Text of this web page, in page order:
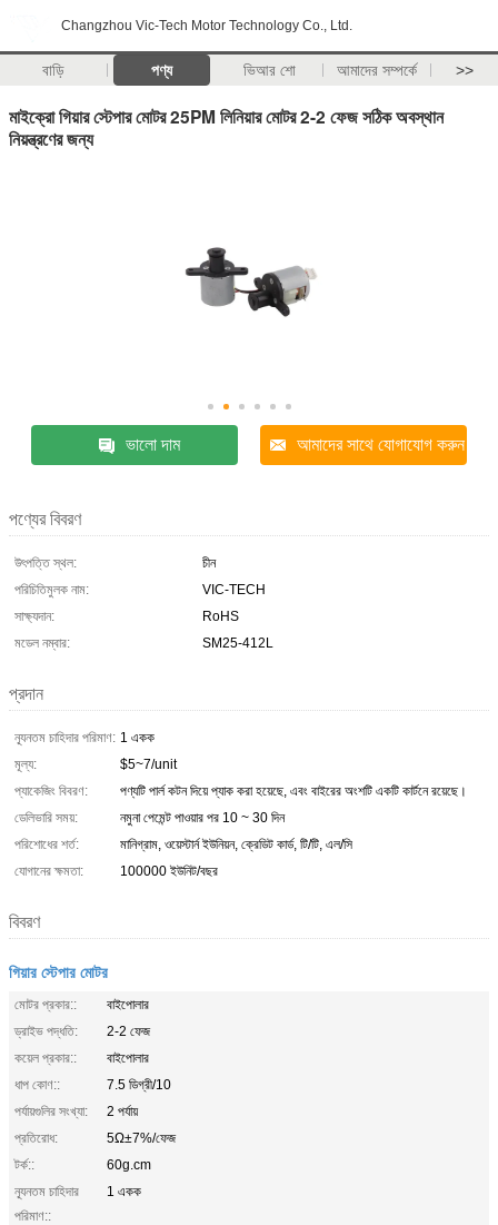
Changzhou Vic-Tech Motor Technology Co., Ltd.
বাড়ি পণ্য ভিআর শো আমাদের সম্পর্কে >>
মাইক্রো গিয়ার স্টেপার মোটর 25PM লিনিয়ার মোটর 2-2 ফেজ সঠিক অবস্থান
নিয়ন্ত্রণের জন্য
ভালো দাম আমাদের সাথে যোগাযোগ করুন
পণ্যের বিবরণ
উৎপত্তি স্থল:
চীন
পরিচিতিমুলক নাম:
VIC-TECH
সাক্ষ্যদান:
RoHS
মডেল নম্বার:
SM25-412L
প্রদান
ন্যূনতম চাহিদার পরিমাণ: 1 একক
মূল্য:
$5~7/unit
প্যাকেজিং বিবরণ:
পণ্যটি পার্ল কটন দিয়ে প্যাক করা হয়েছে, এবং বাইরের অংশটি একটি কার্টনে রয়েছে।
ডেলিভারি সময়:
নমুনা পেমেন্ট পাওয়ার পর 10 ~ 30 দিন
পরিশোধের শর্ত:
মানিগ্রাম, ওয়েস্টার্ন ইউনিয়ন, ক্রেডিট কার্ড, টি/টি, এল/সি
যোগানের ক্ষমতা:
100000 ইউনিট/বছর
বিবরণ
গিয়ার স্টেপার মোটর
মোটর প্রকার::
বাইপোলার
ড্রাইভ পদ্ধতি:
2-2 ফেজ
কয়েল প্রকার::
বাইপোলার
ধাপ কোণ::
7.5 ডিগ্রী/10
পর্যায়গুলির সংখ্যা:
2 পর্যায়
প্রতিরোধ:
5Ω±7%/ফেজ
টর্ক::
60g.cm
ন্যূনতম চাহিদার
পরিমাণ::
1 একক